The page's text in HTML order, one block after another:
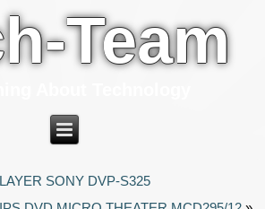
Team
SONY DVP-S325